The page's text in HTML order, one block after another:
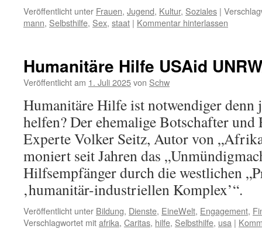
Veröffentlicht unter Frauen, Jugend, Kultur, Soziales |
mann, Selbsthilfe, Sex, staat | Kommentar hinterlassen
Humanitäre Hilfe USAid
Veröffentlicht am 1. Juli 2025von Schw
Humanitäre Hilfe ist notwendiger denn
helfen? Der ehemalige Botschafter
Experte Volker Seitz, Autor von
moniert seit Jahren das
Hilfsempfänger durch die westlichen
‚humanitär-industriellen Komplex’“.
Veröffentlicht unter Bildung, Dienste, EineWelt, Engagement,
Verschlagwortet mitafrika, Caritas, hilfe, Selbsthilfe, usa |